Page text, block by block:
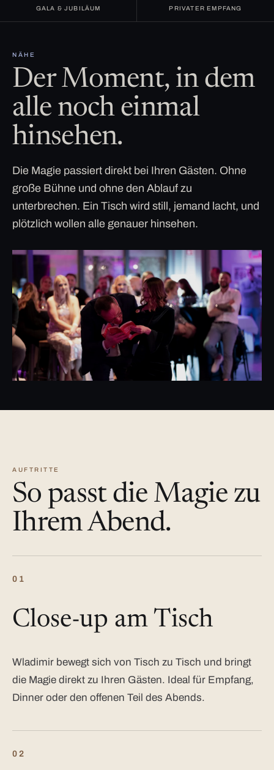
GALA & JUBILÄUM PRIVATER EMPFANG
NÄHE
Der Moment, in dem
alle noch einmal
hinsehen.
Die Magie passiert direkt bei Ihren Gästen. Ohne
große Bühne und ohne den Ablauf zu
unterbrechen. Ein Tisch wird still, jemand lacht, und
plötzlich wollen alle genauer hinsehen.
AUFTRITTE
So passt die Magie zu
Ihrem Abend.
01
Close-up am Tisch
Wladimir bewegt sich von Tisch zu Tisch und bringt
die Magie direkt zu Ihren Gästen. Ideal für Empfang,
Dinner oder den offenen Teil des Abends.
02